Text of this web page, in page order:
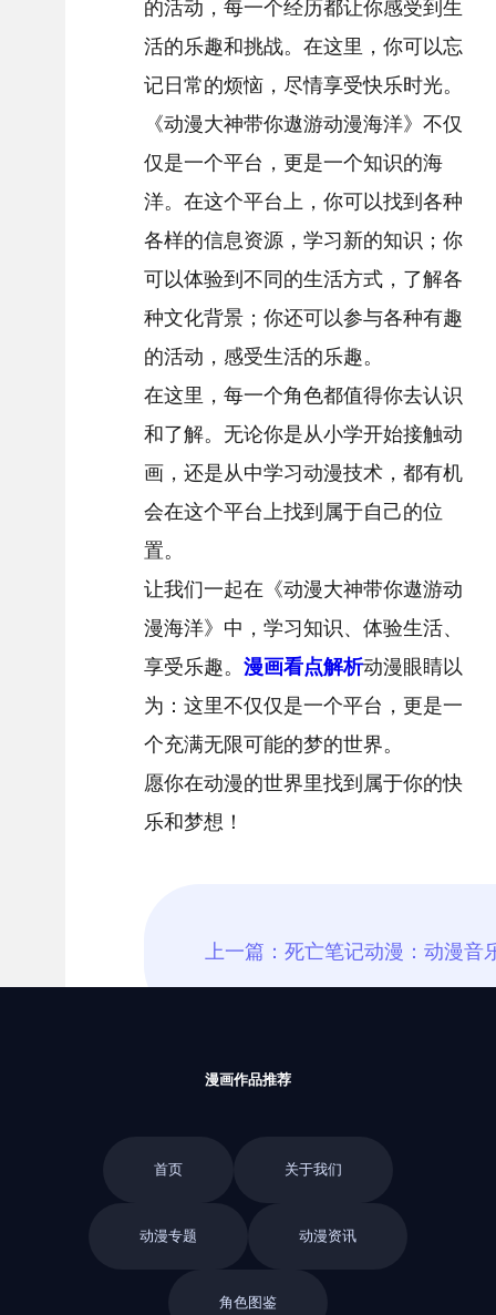
的活动，每一个经历都让你感受到生
活的乐趣和挑战。在这里，你可以忘
记日常的烦恼，尽情享受快乐时光。
《动漫大神带你遨游动漫海洋》不仅
仅是一个平台，更是一个知识的海
洋。在这个平台上，你可以找到各种
各样的信息资源，学习新的知识；你
可以体验到不同的生活方式，了解各
种文化背景；你还可以参与各种有趣
的活动，感受生活的乐趣。
在这里，每一个角色都值得你去认识
和了解。无论你是从小学开始接触动
画，还是从中学习动漫技术，都有机
会在这个平台上找到属于自己的位
置。
让我们一起在《动漫大神带你遨游动
漫海洋》中，学习知识、体验生活、
享受乐趣。漫画看点解析动漫眼睛以
为：这里不仅仅是一个平台，更是一
个充满无限可能的梦的世界。
愿你在动漫的世界里找到属于你的快
乐和梦想！
漫画作品推荐
首页 关于我们
动漫专题 动漫资讯
角色图鉴